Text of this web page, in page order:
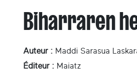
Biharraren
Auteur : Maddi Sarasua
Éditeur : Maiatz